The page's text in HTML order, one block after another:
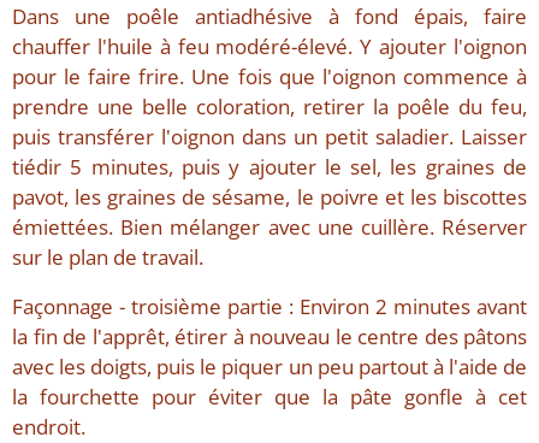
Dans une poêle antiadhésive à fond épais, faire
chauffer l'huile à feu modéré-élevé. Y ajouter l'oignon
pour le faire frire. Une fois que l'oignon commence à
prendre une belle coloration, retirer la poêle du feu,
puis transférer l'oignon dans un petit saladier. Laisser
tiédir 5 minutes, puis y ajouter le sel, les graines de
pavot, les graines de sésame, le poivre et les biscottes
émiettées. Bien mélanger avec une cuillère. Réserver
sur le plan de travail.
Façonnage - troisième partie : Environ 2 minutes avant
la fin de l'apprêt, étirer à nouveau le centre des pâtons
avec les doigts, puis le piquer un peu partout à l'aide de
la fourchette pour éviter que la pâte gonfle à cet
endroit.